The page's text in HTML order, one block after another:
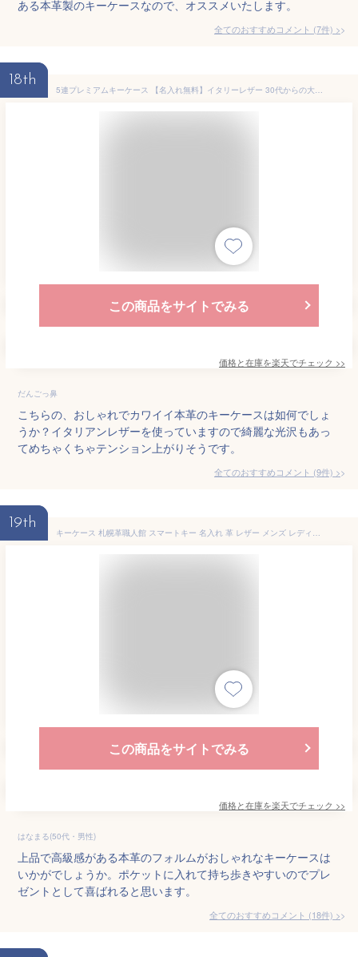
ある本革製のキーケースなので、オススメいたします。
全てのおすすめコメント (7件) >
18th
5連プレミアムキーケース 【名入れ無料】イタリーレザー 30代からの大人イタリーレザーキーケース ホワイトデー レディース 名入れ プレゼント メンズ かわいい 革 本革 ペア イタリア 5連 クリスマス ホワイトデー
この商品をサイトでみる
価格と在庫を楽天でチェック >>
だんごっ鼻
こちらの、おしゃれでカワイイ本革のキーケースは如何でしょ
うか？イタリアンレザーを使っていますので綺麗な光沢もあっ
てめちゃくちゃテンション上がりそうです。
全てのおすすめコメント (9件) >
19th
キーケース 札幌革職人館 スマートキー 名入れ 革 レザー メンズ レディース スマートキーケース キーホルダー ブランド 結婚記念日 ペア 誕生日プレゼント 男性 女性 夫 父 両親 誕生日 ギフト プレゼント 40代 50代 60代 実用的 コンパクト 車 2つ 日本製 おしゃれ 父の日
この商品をサイトでみる
価格と在庫を楽天でチェック >>
はなまる(50代・男性)
上品で高級感がある本革のフォルムがおしゃれなキーケースは
いかがでしょうか。ポケットに入れて持ち歩きやすいのでプレ
ゼントとして喜ばれると思います。
全てのおすすめコメント (18件) >